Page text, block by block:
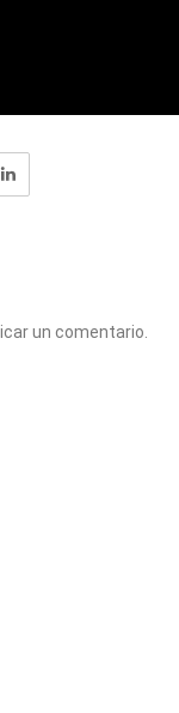
un comentario.